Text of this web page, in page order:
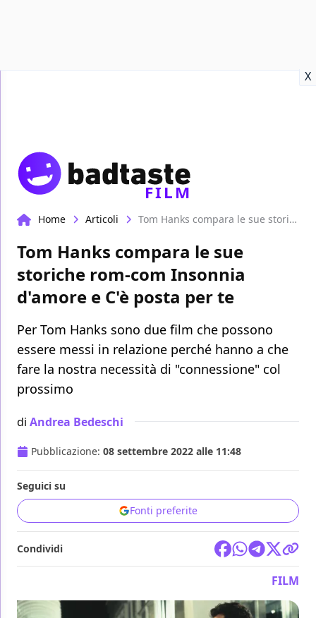
X
FILM
Home Articoli Tom Hanks compara le sue storiche rom-com Insonnia d'amore e C'è posta per te
Tom Hanks compara le sue
storiche rom-com Insonnia
d'amore e C'è posta per te
Per Tom Hanks sono due film che possono
essere messi in relazione perché hanno a che
fare la nostra necessità di "connessione" col
prossimo
di Andrea Bedeschi
Pubblicazione: 08 settembre 2022 alle 11:48
Seguici su
Fonti preferite
Condividi
FILM